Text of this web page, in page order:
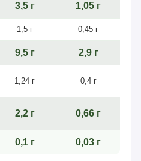
3,5 г 1,05 г
1,5 г 0,45 г
9,5 г 2,9 г
1,24 г 0,4 г
2,2 г 0,66 г
0,1 г 0,03 г